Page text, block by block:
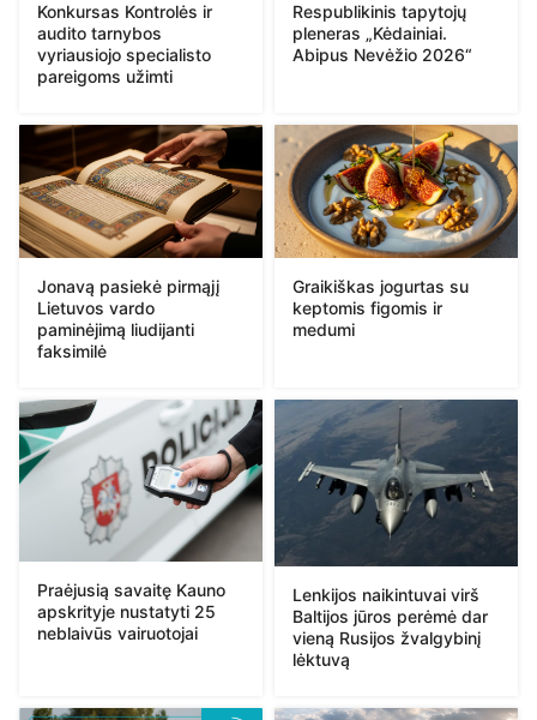
Konkursas Kontrolės ir
audito tarnybos
vyriausiojo specialisto
pareigoms užimti
Respublikinis tapytojų
pleneras „Kėdainiai.
Abipus Nevėžio 2026“
Jonavą pasiekė pirmąjį
Lietuvos vardo
paminėjimą liudijanti
faksimilė
Graikiškas jogurtas su
keptomis figomis ir
medumi
Praėjusią savaitę Kauno
apskrityje nustatyti 25
neblaivūs vairuotojai
Lenkijos naikintuvai virš
Baltijos jūros perėmė dar
vieną Rusijos žvalgybinį
lėktuvą